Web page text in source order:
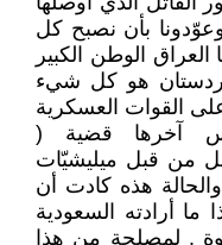
بأن نصبح كل
الوطن الكبير
هو كل شيء
القوات العسكرية
آخرها قضية (
من قبل ميليشيّات
والحالة هذه كادت أن
ما أرادته السعودية
. لمصلحة من هذا